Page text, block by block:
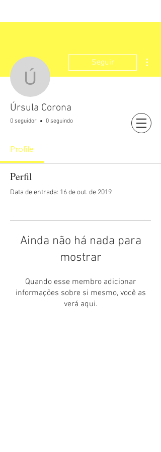
Úrsula Corona
Seguir
Úrsula Corona
0 seguidor 0 seguindo
Profile
Perfil
Data de entrada: 16 de out. de 2019
Ainda não há nada para
mostrar
Quando esse membro adicionar
informações sobre si mesmo, você as
verá aqui.